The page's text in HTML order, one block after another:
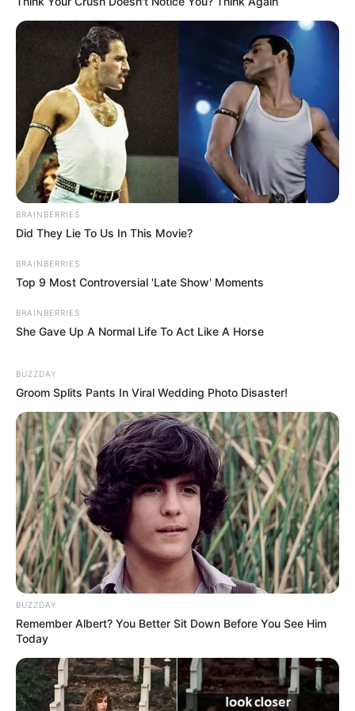
This Woman Chose To Live Like A Horse
10 Incredible FIFA 2026 Facts You Probably Missed
BRAINBERRIES
BRAINBERRIES
Did They Lie To Us In This Movie?
BRAINBERRIES
Top 9 Most Controversial 'Late Show' Moments
BRAINBERRIES
She Gave Up A Normal Life To Act Like A Horse
BUZZDAY
Groom Splits Pants In Viral Wedding Photo Disaster!
BUZZDAY
Remember Albert? You Better Sit Down Before You See Him
Today